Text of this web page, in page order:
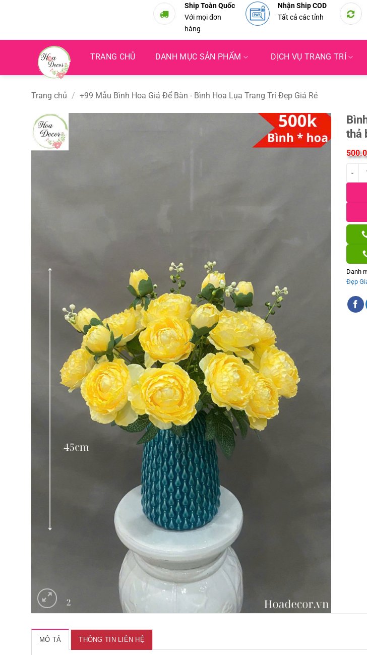
Ship Toàn Quốc
Với mọi đơn
hàng
Nhận Ship COD
Tất cả các tỉnh
TRANG CHỦ DANH MỤC SẢN PHẨM DỊCH VỤ TRANG TRÍ
Trang chủ / +99 Mẫu Bình Hoa Giả Để Bàn - Bình Hoa Lụa Trang Trí Đẹp Giá Rẻ
thả
Bình
Danh
Đẹp
MÔ TẢ THÔNG TIN LIÊN HỆ